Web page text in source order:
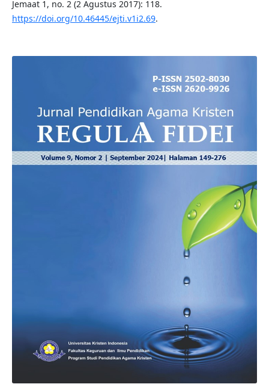
Jemaat 1, no. 2 (2 Agustus 2017): 118.
https://doi.org/10.46445/ejti.v1i2.69.